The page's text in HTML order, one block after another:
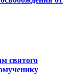
святого